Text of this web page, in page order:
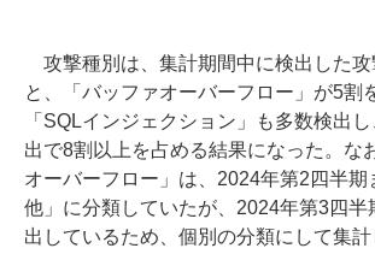
攻撃種別は、集計期間中に検出した攻
と、「バッファオーバーフロー」が5割
「SQLインジェクション」も多数検出
出で8割以上を占める結果になった。な
オーバーフロー」は、2024年第2四半期
他」に分類していたが、2024年第3四半
出しているため、個別の分類にして集計